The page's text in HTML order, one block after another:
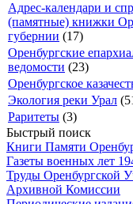
Адрес-календари и
(памятные) книжки
губернии (17)
Оренбургские
ведомости (23)
Оренбургское
Экология реки Урал
Раритеты (3)
Быстрый поиск
Книги Памяти
Газеты военных лет
Труды Оренбургской
Архивной Комиссии